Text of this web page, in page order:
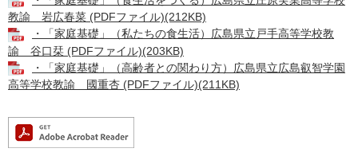
教諭 岩広春菜 (PDFファイル)(212KB)
・「家庭基礎」（私たちの食生活）広島県立戸手高等学校教
諭 谷口栞 (PDFファイル)(203KB)
・「家庭基礎」（高齢者との関わり方）広島県立広島叡智学園
高等学校教諭 國重杏 (PDFファイル)(211KB)